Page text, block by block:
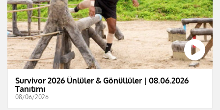
Survivor 2026 Ünlüler & Gönüllüler | 08.06.2026
Tanıtımı
08/06/2026